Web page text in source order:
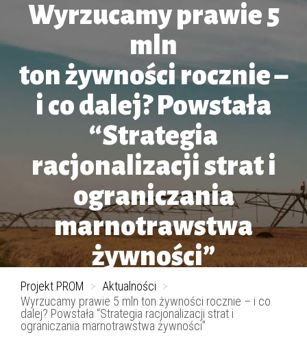
Wyrzucamy prawie 5
mln
ton żywności rocznie –
i co dalej? Powstała
“Strategia
racjonalizacji strat i
ograniczania
marnotrawstwa
żywności”
Projekt PROM > Aktualności >
Wyrzucamy prawie 5 mln ton żywności rocznie – i co
dalej? Powstała “Strategia racjonalizacji strat i
ograniczania marnotrawstwa żywności”